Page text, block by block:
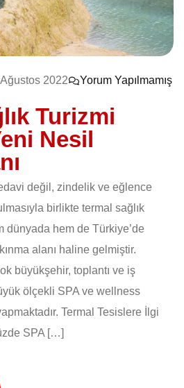
2022 Yorum Yapılmamış
Turizmi
Nesil
değil, zindelik ve eğlence
birlikte termal sağlık
dünyada hem de Türkiye’de
alanı haline gelmiştir.
büyükşehir, toplantı ve iş
ölçekli SPA ve wellness
Termal Tesislere İlgi
SPA […]